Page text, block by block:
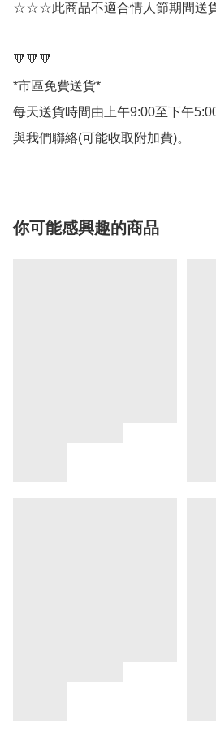
☆☆☆此商品不適合情人節期間送貨
🔻🔻🔻
*市區免費送貨*
每天送貨時間由上午9:00至下午
與我們聯絡(可能收取附加費)。
你可能感興趣的商品